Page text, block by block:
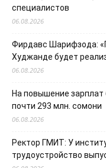
специалистов
06.08.2026
Фирдавс Шарифзода:
Худжанде будет
06.08.2026
На повышение
почти 293 млн. сомони
06.08.2026
Ректор ГМИТ: У
трудоустройство